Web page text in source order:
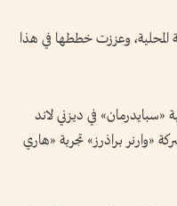
المحلية، وعززت خططها في هذا
في ديزني لاند
«وارنر براذرز» تجربة «هاري